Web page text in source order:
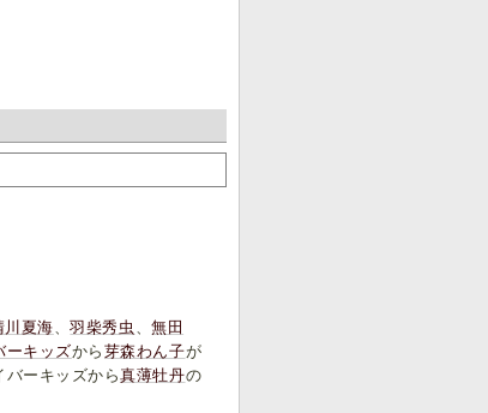
川夏海、羽柴秀虫 、無田
ーキッズから 芽森わん子が
バーキッズから真薄牡丹の